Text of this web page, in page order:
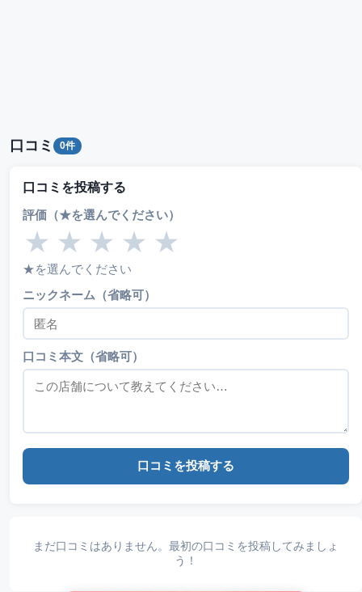
口コミ 0件
口コミを投稿する
評価（★を選んでください）
★ ★ ★ ★ ★
★を選んでください
ニックネーム（省略可）
口コミ本文（省略可）
口コミを投稿する
まだ口コミはありません。最初の口コミを投稿してみましょ
う！